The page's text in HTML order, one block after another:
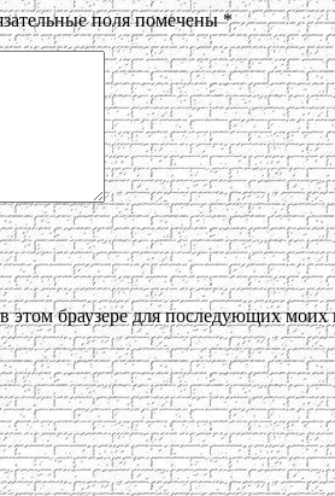
поля помечены*
этом браузере для последующих моих